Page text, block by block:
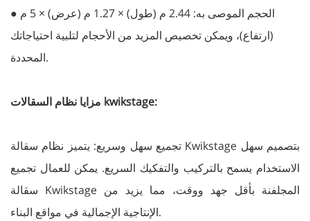
● الحجم الموصى به: 2.44 م (طول) × 1.27 م (عرض) × 5 م
(ارتفاع)، ويمكن تخصيص المزيد من الأحجام لتلبية احتياجاتك
المحددة.
مزايا نظام السقالات kwikstage:
تجميع سهل وسريع: يتميز نظام سقالة Kwikstage بتصميم سهل
الاستخدام يسمح بالتركيب والتفكيك السريع. يمكن للعمال تجميع
سقالة Kwikstage المجلفنة بأقل جهد ووقت، مما يزيد من
الإنتاجية الإجمالية في مواقع البناء.